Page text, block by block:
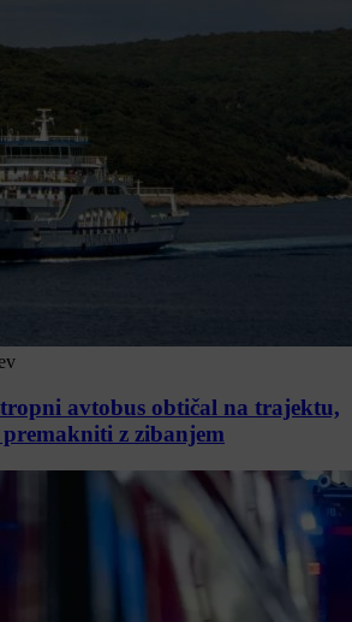
avtobus obtičal na trajektu,
z zibanjem